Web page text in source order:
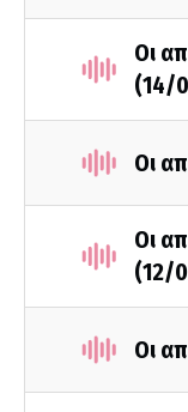
Οι
(14/
Οι
Οι
(12/
Οι